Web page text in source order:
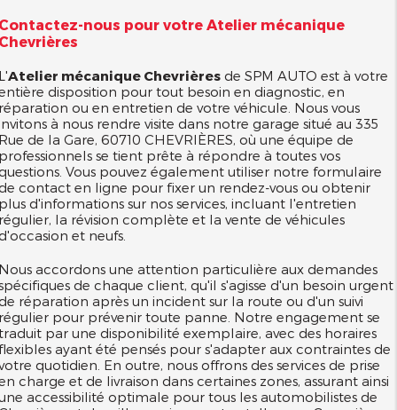
nous pour votreAtelier mécanique
Atelier mécanique Chevrières de SPM AUTO est à votre
disposition pour tout besoin en diagnostic, en
ou en entretien de votre véhicule. Nous vous
à nous rendre visite dans notre garage situé au 335
de la Gare, 60710 CHEVRIÈRES, où une équipe de
se tient prête à répondre à toutes vos
Vous pouvez également utiliser notre formulaire
contact en ligne pour fixer un rendez-vous ou obtenir
d'informations sur nos services, incluant l'entretien
la révision complète et la vente de véhicules
et neufs.
accordons une attention particulière aux demandes
de chaque client, qu'il s'agisse d'un besoin urgent
réparation après un incident sur la route ou d'un suivi
pour prévenir toute panne. Notre engagement se
par une disponibilité exemplaire, avec des horaires
ayant été pensés pour s'adapter aux contraintes de
quotidien. En outre, nous offrons des services de prise
charge et de livraison dans certaines zones, assurant ainsi
accessibilité optimale pour tous les automobilistes de